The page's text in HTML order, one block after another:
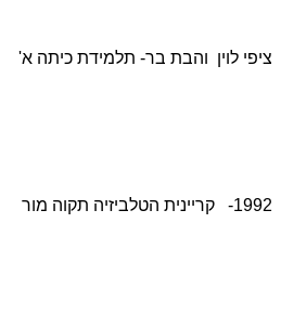
ציפי לוין והבת בר- תלמידת כיתה א' 1991
1992- קריינית הטלביזיה תקוה מור